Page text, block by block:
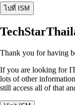
ไปที่ ISM
Thank you for having
If you are looking for
lots of other
still access all of that